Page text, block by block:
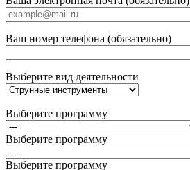
Ваш номер телефона (обязательно)
Выберите вид деятельности
Выберите программу
Выберите программу
Выберите программу